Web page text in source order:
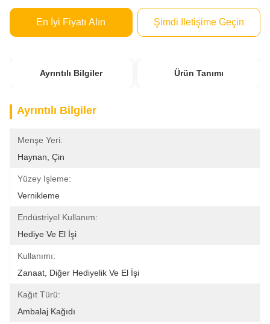
En İyi Fiyatı Alın Şimdi Iletişime Geçin
Ayrıntılı Bilgiler Ürün Tanımı
Ayrıntılı Bilgiler
Menşe Yeri:
Haynan, Çin
Yüzey Işleme:
Vernikleme
Endüstriyel Kullanım:
Hediye Ve El İşi
Kullanımı:
Zanaat, Diğer Hediyelik Ve El İşi
Kağıt Türü:
Ambalaj Kağıdı